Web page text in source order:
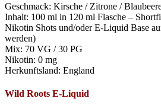
Geschmack: Kirsche / Zitrone /
Inhalt: 100 ml in 120 ml Flasche –
Nikotin Shots und/oder E-Liquid Base
werden)
Mix: 70 VG / 30 PG
Nikotin: 0 mg
Herkunftsland: England
Wild Roots E-Liquid